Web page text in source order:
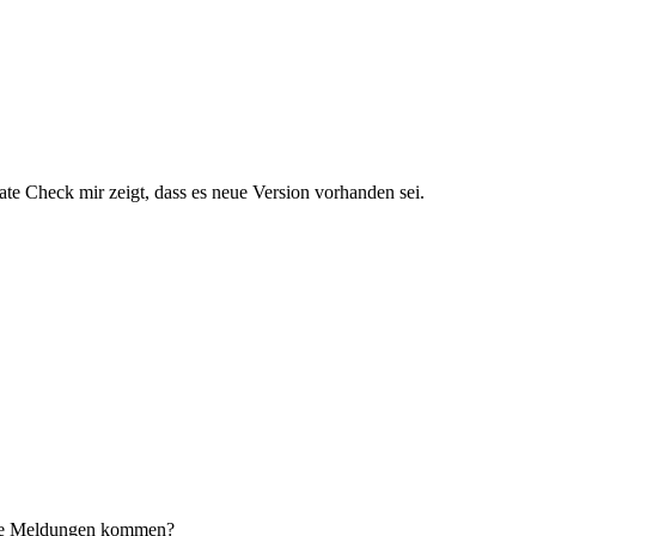
Check mir zeigt, dass es neue Version vorhanden sei.
Meldungen kommen?